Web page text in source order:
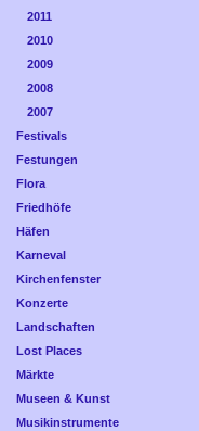
2011
2010
2009
2008
2007
Festivals
Festungen
Flora
Friedhöfe
Häfen
Karneval
Kirchenfenster
Konzerte
Landschaften
Lost Places
Märkte
Museen & Kunst
Musikinstrumente